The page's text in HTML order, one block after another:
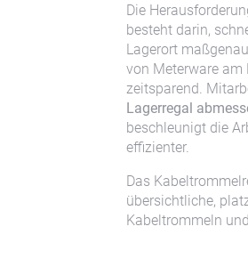
Die
besteht darin,
Lagerort
von Meterware
zeitsparend.
Lagerregal
beschleunigt die
effizienter.
Das
übersichtliche,
Kabeltrommeln